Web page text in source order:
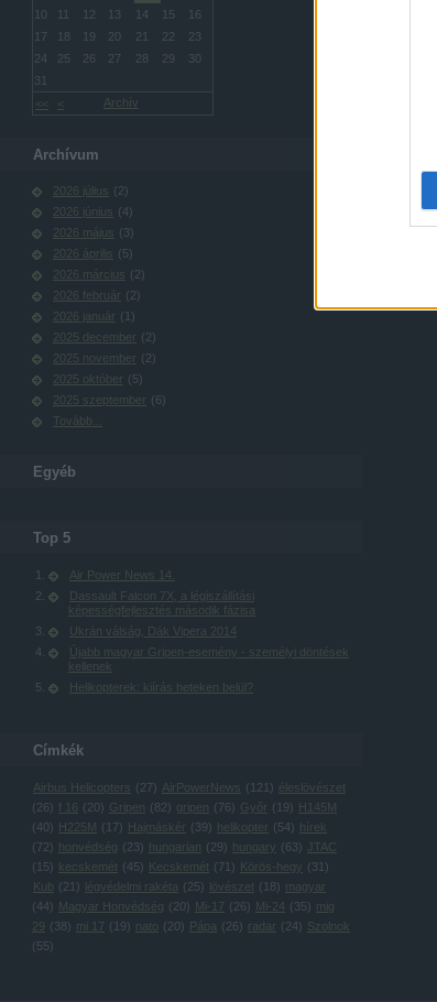
Archív
10
11 12 13 14 15
16
17
18 19 20 21 22
23
24
25 26 27 28 29
30
31
Archívum
2026 július (2)
2026 június (4)
2026 május (3)
2026 április (5)
2026 március (2)
2026 február (2)
2026 január ( 1 )
2025 december (2)
2025 november (2)
2025 október (5)
2025 szeptember (6 )
Tovább
Egyéb
Top 5
Air Power News 14.
Dassault Falcon 7X, a légiszállítási
képességfejlesztés második fázisa
Ukrán válság, Dák Vipera 2014
Újabb magyar Gripen-esemény - személyi döntések
kellenek
Helikopterek: kiírás heteken belül?
Címkék
Airbus Helicopters (27) AirPowerNews ( 121 ) éleslövészet
(26 ) f 16 (20) Gripen (82) gripen (76 ) Győr ( 19) H145M
(40) H225M ( 17) Hajmáskér (39) helikopter (54) hírek
(72) honvédség (23) hungarian (29) hungary (63)
JTAC
( 15) kecskemét (45) Kecskemét (71 ) Körös-hegy (31 )
Kub
(21 ) légvédelmi rakéta (25) lövészet ( 18) magyar
(44) Magyar Honvédség (20) Mi-17 (26 ) Mi-24 (35) mig
29 (38) mi 17 ( 19) nato (20) Pápa (26 ) radar (24) Szolnok
(55)